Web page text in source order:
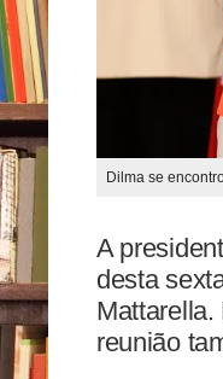
Dilma se
A
desta
reunião